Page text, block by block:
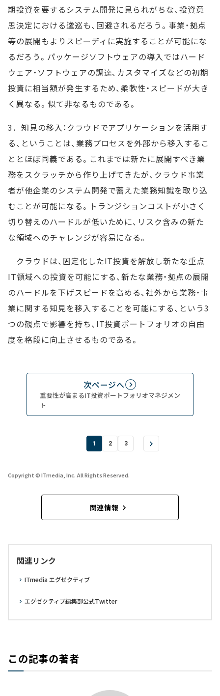
期投資を要するシステム開発に見られがちな、投資意
思決定における逡巡も、回避されるだろう。事業・拠点
等の展開もよりスピーディに実施することが可能にな
るだろう。パッケージソフトウェアの導入ではハード
ウェア・ソフトウェアの調達、カスタマイズなどの初期
投資に相当額が発生するため、柔軟性・スピードが大き
く異なる。似て非なるものである。
3．知見の移入：クラウドでアプリケーションを活用す
る、ということは、業務プロセスを外部から移入するこ
ととほぼ同義である。これまでは新たに展開すべき業
務をスクラッチから作り上げてきたが、クラウド事業
者が他企業のシステム開発で蓄えた業務知識を取り込
むことが可能になる。トランジションコストが小さく
切り替えのハードルが低いために、リスク含みの新た
な領域へのチャレンジが容易になる。
クラウドは、固定化したIT投資を解放し新たな重点
IT領域への投資を可能にする、新たな業務・拠点の展開
のハードルを下げスピードを高める、社外から業務・事
業に関する知見を移入することを可能にする、という3
つの観点で影響を持ち、IT投資ポートフォリオの自由
度を格段に向上させるものである。
次ページへ
重要性が高まるIT投資ポートフォリオマネジメン
ト
1 2 3
Copyright © ITmedia, Inc. All Rights Reserved.
関連情報
関連リンク
ITmedia エグゼクティブ
エグゼクティブ編集部公式Twitter
この記事の著者